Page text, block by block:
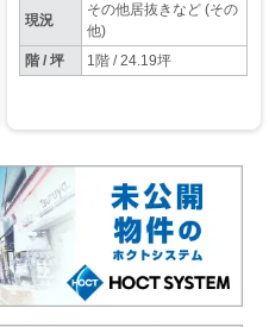
現況
その他居抜きなど (その
他)
階 / 坪
1階 / 24.19坪